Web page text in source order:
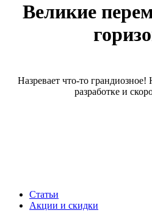
Великие
Назревает что-то
разработке и
Статьи
Акции и скидки